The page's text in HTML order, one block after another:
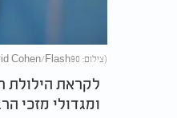
(צילום: David Cohen/Flash90)
לקראת הילולת
ומגדולי מזכי